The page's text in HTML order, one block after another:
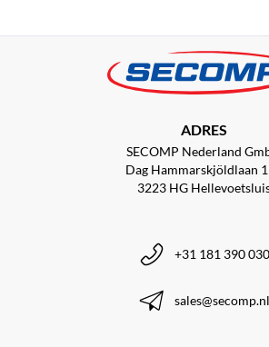
ADRES
SECOMP Nederland
Dag Hammarskjöldlaan
3223 HG
+31 181 390 030
sales@secomp.nl